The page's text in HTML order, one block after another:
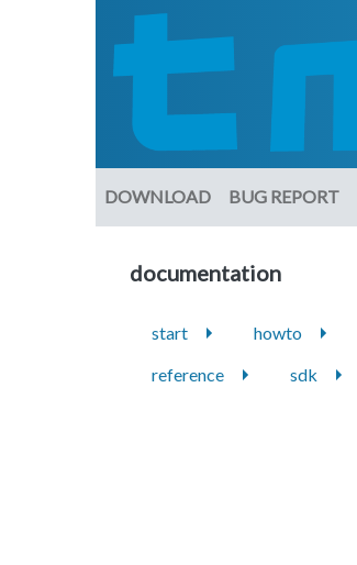
DOWNLOAD BUG REPORT
documentation
start
howto
reference
sdk